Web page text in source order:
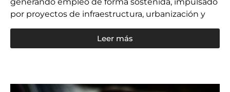
por proyectos de infraestructura, urbanización y
Leer más